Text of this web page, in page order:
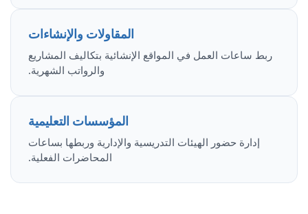
المقاولات والإنشاءات
ربط ساعات العمل في المواقع الإنشائية بتكاليف المشاريع
والرواتب الشهرية.
المؤسسات التعليمية
إدارة حضور الهيئات التدريسية والإدارية وربطها بساعات
المحاضرات الفعلية.